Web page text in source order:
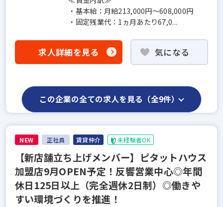
・基本給：月給213,000円～608,000円
・固定残業代：1ヵ月あたり67,0...
求人詳細を見る 気になる
この企業の全ての求人を見る（全9件）
NEW 正社員 賃貸仲介 未経験者OK
【新店舗立ち上げメンバー】ピタットハウス
加盟店9月OPEN予定！反響営業中心◎年間
休日125日以上（完全週休2日制）◎働きや
すい環境づくりを推進！